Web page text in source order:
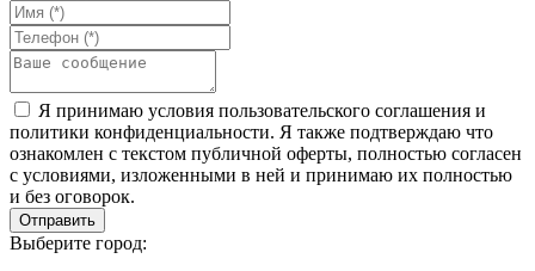
Я принимаю условия пользовательского соглашения и
политики конфиденциальности. Я также подтверждаю что
ознакомлен с текстом публичной оферты, полностью согласен
с условиями, изложенными в ней и принимаю их полностью
и без оговорок.
Выберите город: